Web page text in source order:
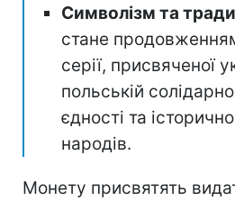
Символізм та
стане
серії, присвяченої
польській
єдності та
народів.
Монету присвятять